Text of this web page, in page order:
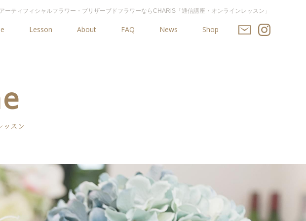
ーティフィシャルフラワー・プリザーブドフラワーならCHARiS「通信講座・オンラインレッスン」
Lesson About FAQ News Shop
ッスン